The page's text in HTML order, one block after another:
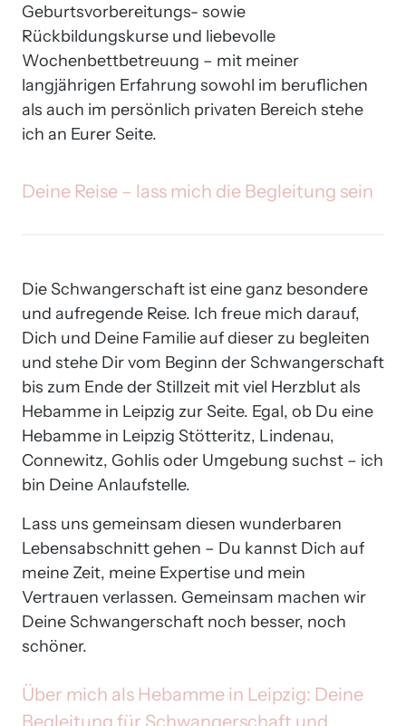
Geburtsvorbereitungs- sowie
Rückbildungskurse und liebevolle
Wochenbettbetreuung – mit meiner
langjährigen Erfahrung sowohl im beruflichen
als auch im persönlich privaten Bereich stehe
ich an Eurer Seite.
Deine Reise – lass mich die Begleitung sein
Die Schwangerschaft ist eine ganz besondere
und aufregende Reise. Ich freue mich darauf,
Dich und Deine Familie auf dieser zu begleiten
und stehe Dir vom Beginn der Schwangerschaft
bis zum Ende der Stillzeit mit viel Herzblut als
Hebamme in Leipzig zur Seite. Egal, ob Du eine
Hebamme in Leipzig Stötteritz, Lindenau,
Connewitz, Gohlis oder Umgebung suchst – ich
bin Deine Anlaufstelle.
Lass uns gemeinsam diesen wunderbaren
Lebensabschnitt gehen – Du kannst Dich auf
meine Zeit, meine Expertise und mein
Vertrauen verlassen. Gemeinsam machen wir
Deine Schwangerschaft noch besser, noch
schöner.
Über mich als Hebamme in Leipzig:
Begleitung für Schwangerschaft